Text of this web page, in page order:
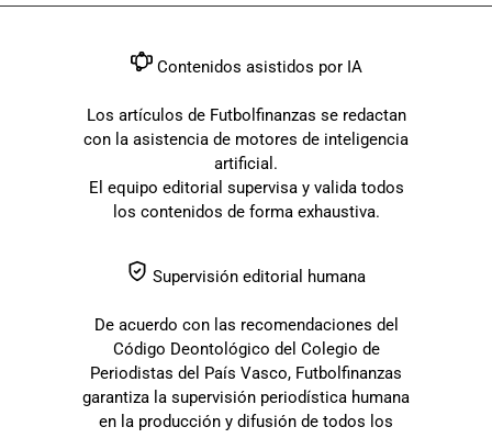
Contenidos asistidos por IA
Los artículos de Futbolfinanzas se redactan
con la asistencia de motores de inteligencia
artificial.
El equipo editorial supervisa y valida todos
los contenidos de forma exhaustiva.
Supervisión editorial humana
De acuerdo con las recomendaciones del
Código Deontológico del Colegio de
Periodistas del País Vasco, Futbolfinanzas
garantiza la supervisión periodística humana
en la producción y difusión de todos los